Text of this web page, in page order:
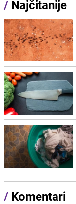
/ Najčitanije
/ Komentari